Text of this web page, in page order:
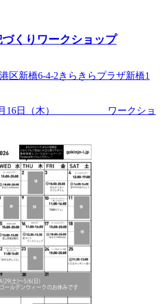
くりワークショップ
区新橋6-4-2きらきらプラザ新橋1
4月16日（木） ワークショ